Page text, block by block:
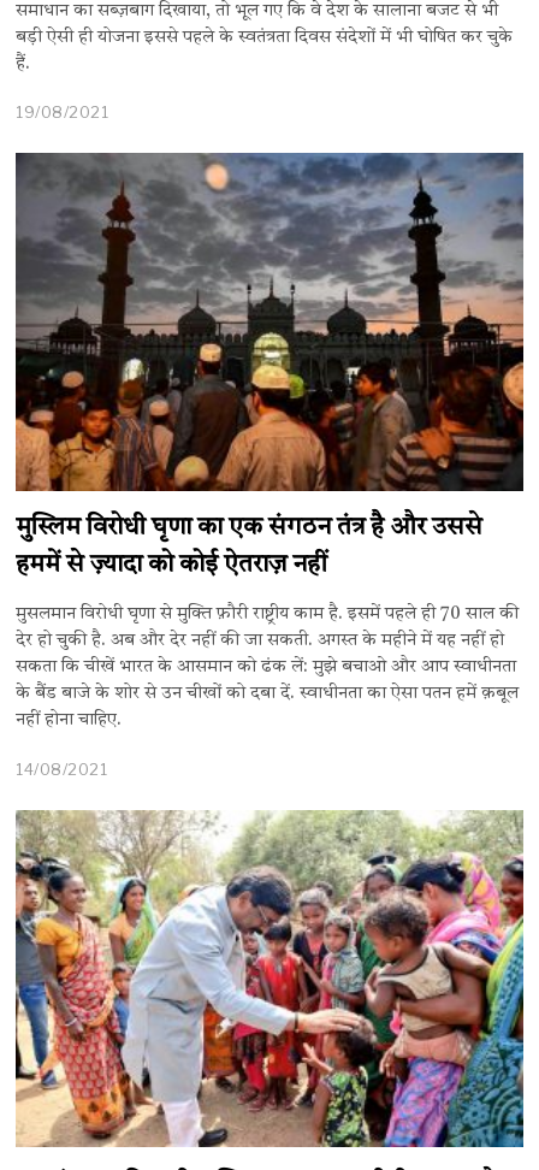
समाधान का सब्ज़बाग दिखाया, तो भूल गए कि वे देश के सालाना बजट से भी
बड़ी ऐसी ही योजना इससे पहले के स्वतंत्रता दिवस संदेशों में भी घोषित कर चुके
हैं.
19/08/2021
मुस्लिम विरोधी घृणा का एक संगठन तंत्र है और उससे
हममें से ज़्यादा को कोई ऐतराज़ नहीं
मुसलमान विरोधी घृणा से मुक्ति फ़ौरी राष्ट्रीय काम है. इसमें पहले ही 70 साल की
देर हो चुकी है. अब और देर नहीं की जा सकती. अगस्त के महीने में यह नहीं हो
सकता कि चीखें भारत के आसमान को ढंक लें: मुझे बचाओ और आप स्वाधीनता
के बैंड बाजे के शोर से उन चीखों को दबा दें. स्वाधीनता का ऐसा पतन हमें क़बूल
नहीं होना चाहिए.
14/08/2021